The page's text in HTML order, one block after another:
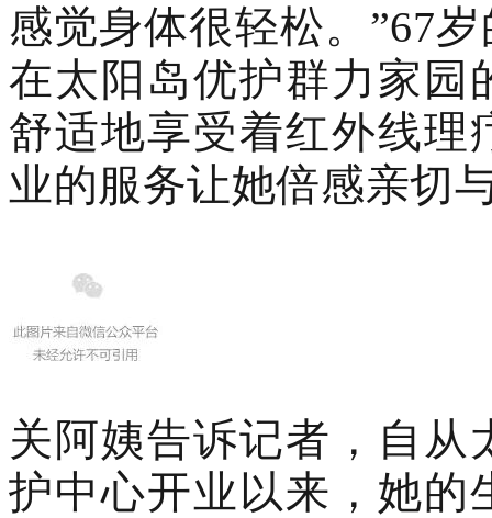
感觉身体很轻松。”67
在太阳岛优护群力家园
舒适地享受着红外线理
业的服务让她倍感亲切
关阿姨告诉记者，自从
护中心开业以来，她的